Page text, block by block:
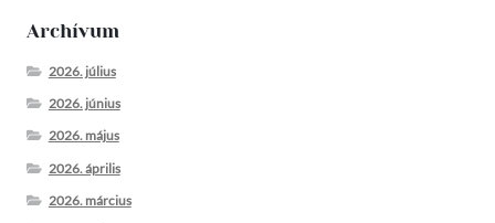
Archívum
2026. július
2026. június
2026. május
2026. április
2026. március